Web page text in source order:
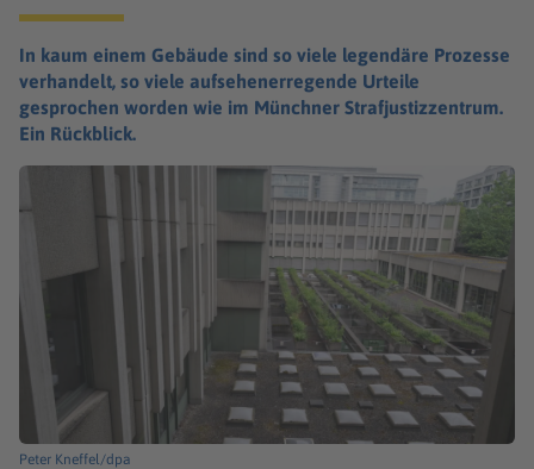
In kaum einem Gebäude sind so viele legendäre Prozesse
verhandelt, so viele aufsehenerregende Urteile
gesprochen worden wie im Münchner Strafjustizzentrum.
Ein Rückblick.
Peter Kneffel/dpa